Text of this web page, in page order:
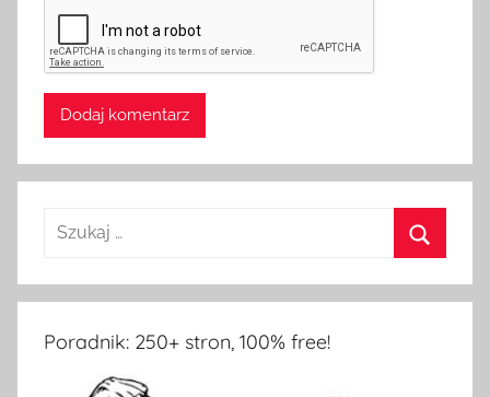
Poradnik: 250+ stron, 100% free!